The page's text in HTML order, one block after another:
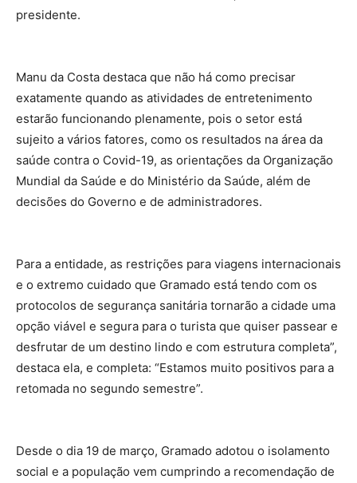
presidente.
Manu da Costa destaca que não há como precisar
exatamente quando as atividades de entretenimento
estarão funcionando plenamente, pois o setor está
sujeito a vários fatores, como os resultados na área da
saúde contra o Covid-19, as orientações da Organização
Mundial da Saúde e do Ministério da Saúde, além de
decisões do Governo e de administradores.
Para a entidade, as restrições para viagens internacionais
e o extremo cuidado que Gramado está tendo com os
protocolos de segurança sanitária tornarão a cidade uma
opção viável e segura para o turista que quiser passear e
desfrutar de um destino lindo e com estrutura completa”,
destaca ela, e completa: “Estamos muito positivos para a
retomada no segundo semestre”.
Desde o dia 19 de março, Gramado adotou o isolamento
social e a população vem cumprindo a recomendação de